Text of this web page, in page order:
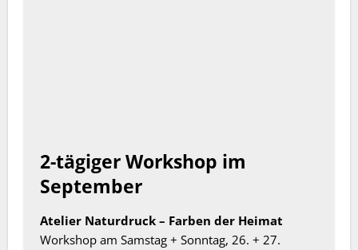
2-tägiger Workshop im
September
Atelier Naturdruck – Farben der Heimat
Workshop am Samstag + Sonntag, 26. + 27.